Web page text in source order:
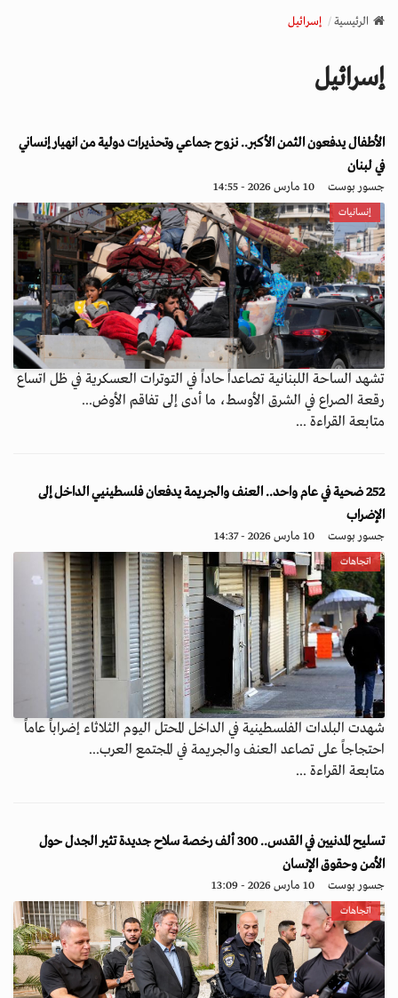
v
a
o
n
الرئيسية إسرائيل
إسرائيل
الأطفال يدفعون الثمن الأكبر.. نزوح جماعي وتحذيرات دولية من انهيار إنساني
في لبنان
جسور بوست 10 مارس 2026 - 14:55
إنسانيات
تشهد الساحة اللبنانية تصاعداً حاداً في التوترات العسكرية في ظل اتساع
رقعة الصراع في الشرق الأوسط، ما أدى إلى تفاقم الأوض...
متابعة القراءة ...
252 ضحية في عام واحد.. العنف والجريمة يدفعان فلسطينيي الداخل إلى
الإضراب
جسور بوست 10 مارس 2026 - 14:37
اتجاهات
شهدت البلدات الفلسطينية في الداخل المحتل اليوم الثلاثاء إضراباً عاماً
احتجاجاً على تصاعد العنف والجريمة في المجتمع العرب...
متابعة القراءة ...
تسليح المدنيين في القدس.. 300 ألف رخصة سلاح جديدة تثير الجدل حول
الأمن وحقوق الإنسان
جسور بوست 10 مارس 2026 - 13:09
اتجاهات